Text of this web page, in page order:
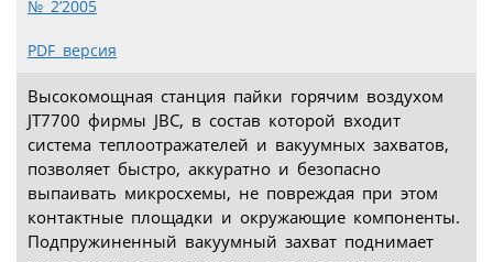
№ 2’2005
PDF версия
Высокомощная станция пайки горячим воздухом
JT7700 фирмы JBC, в состав которой входит
система теплоотражателей и вакуумных захватов,
позволяет быстро, аккуратно и безопасно
выпаивать микросхемы, не повреждая при этом
контактные площадки и окружающие компоненты.
Подпружиненный вакуумный захват поднимает